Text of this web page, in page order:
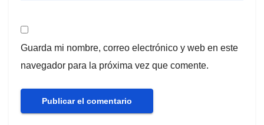
Guarda mi nombre, correo electrónico y web en este
navegador para la próxima vez que comente.